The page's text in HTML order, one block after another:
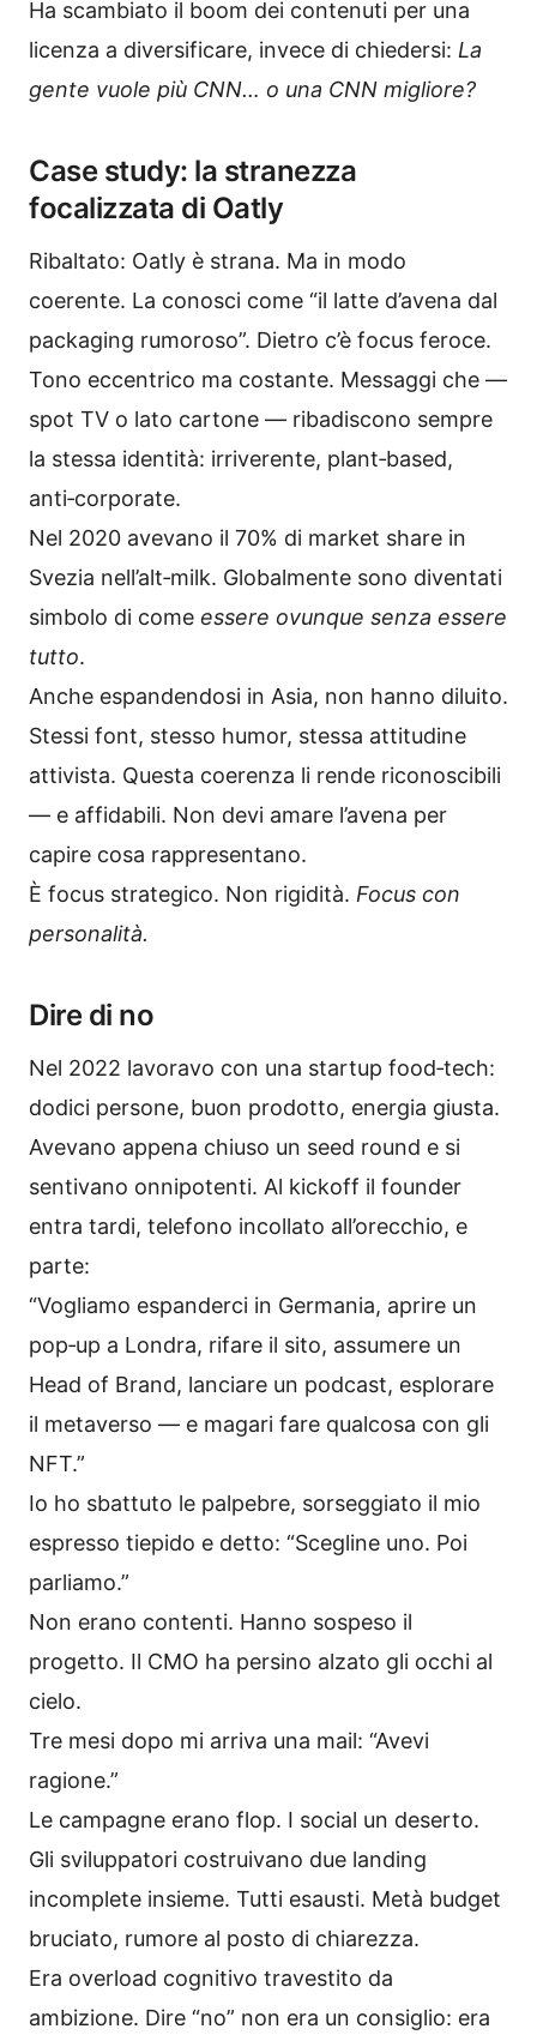
Ha scambiato il boom dei contenuti per una
licenza a diversificare, invece di chiedersi: La
gente vuole più CNN… o una CNN migliore?
Case study: la stranezza
focalizzata di Oatly
Ribaltato: Oatly è strana. Ma in modo
coerente. La conosci come “il latte d’avena dal
packaging rumoroso”. Dietro c’è focus feroce.
Tono eccentrico ma costante. Messaggi che —
spot TV o lato cartone — ribadiscono sempre
la stessa identità: irriverente, plant‑based,
anti‑corporate.
Nel 2020 avevano il 70% di market share in
Svezia nell’alt‑milk. Globalmente sono diventati
simbolo di come essere ovunque senza essere
tutto.
Anche espandendosi in Asia, non hanno diluito.
Stessi font, stesso humor, stessa attitudine
attivista. Questa coerenza li rende riconoscibili
— e affidabili. Non devi amare l’avena per
capire cosa rappresentano.
È focus strategico. Non rigidità. Focus con
personalità.
Dire di no
Nel 2022 lavoravo con una startup food‑tech:
dodici persone, buon prodotto, energia giusta.
Avevano appena chiuso un seed round e si
sentivano onnipotenti. Al kickoff il founder
entra tardi, telefono incollato all’orecchio, e
parte:
“Vogliamo espanderci in Germania, aprire un
pop‑up a Londra, rifare il sito, assumere un
Head of Brand, lanciare un podcast, esplorare
il metaverso — e magari fare qualcosa con gli
NFT.”
Io ho sbattuto le palpebre, sorseggiato il mio
espresso tiepido e detto: “Scegline uno. Poi
parliamo.”
Non erano contenti. Hanno sospeso il
progetto. Il CMO ha persino alzato gli occhi al
cielo.
Tre mesi dopo mi arriva una mail: “Avevi
ragione.”
Le campagne erano flop. I social un deserto.
Gli sviluppatori costruivano due landing
incomplete insieme. Tutti esausti. Metà budget
bruciato, rumore al posto di chiarezza.
Era overload cognitivo travestito da
ambizione. Dire “no” non era un consiglio: era